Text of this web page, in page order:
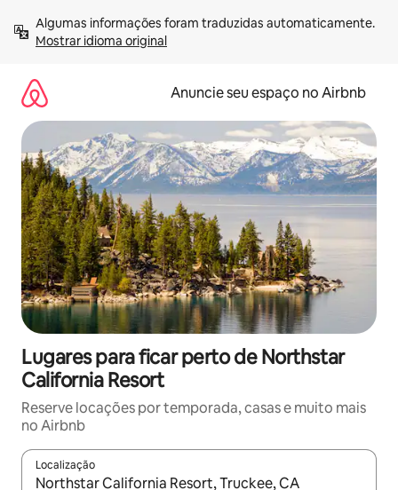
para
Mostrar idioma original
Anuncie seu espaço no Airbnb
Lugares para ficar perto de Northstar
California Resort
Reserve locações por temporada, casas e muito mais
no Airbnb
Localização
Quando os resultados estiverem disponíveis, explore-os